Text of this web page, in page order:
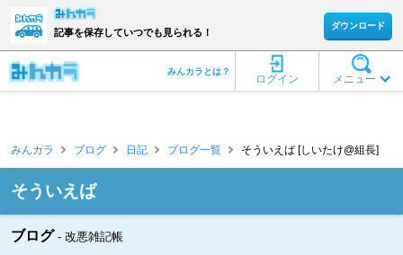
記事を保存していつでも見られる！
ダウンロード
メニュー
ログイン
みんカラとは？
みんカラ ブログ 日記 ブログ一覧 そういえば [しいたけ@組長]
そういえば
ブログ 改悪雑記帳